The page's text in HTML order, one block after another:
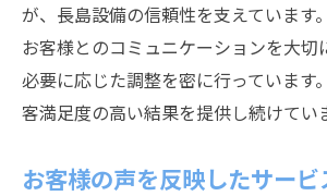
が、長島設備の信頼性を支えています
お客様とのコミュニケーションを大切
必要に応じた調整を密に行っています
客満足度の高い結果を提供し続けてい
お客様の声を反映したサー